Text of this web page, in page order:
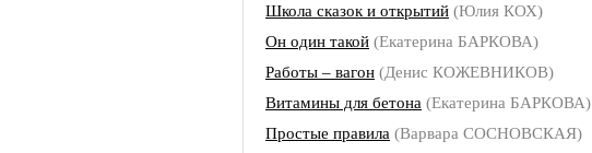
Школа сказок и открытий (Юлия КОХ)
Он один такой (Екатерина БАРКОВА)
Работы – вагон (Денис КОЖЕВНИКОВ)
Витамины для бетона (Екатерина БАРКОВА)
Простые правила (Варвара СОСНОВСКАЯ)